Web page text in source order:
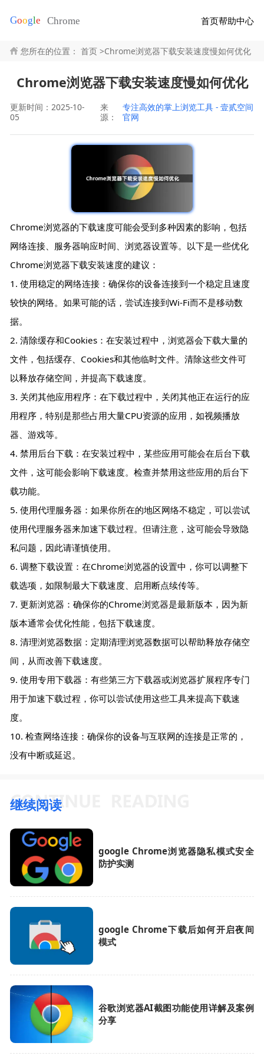
首页帮助中心
您所在的位置： 首页 >Chrome浏览器下载安装速度慢如何优化
Chrome浏览器下载安装速度慢如何优化
更新时间：2025-10-
05
来
源：
专注高效的掌上浏览工具 - 壹贰空间
官网
Chrome浏览器的下载速度可能会受到多种因素的影响，包括
网络连接、服务器响应时间、浏览器设置等。以下是一些优化
Chrome浏览器下载安装速度的建议：
1. 使用稳定的网络连接：确保你的设备连接到一个稳定且速度
较快的网络。如果可能的话，尝试连接到Wi-Fi而不是移动数
据。
2. 清除缓存和Cookies：在安装过程中，浏览器会下载大量的
文件，包括缓存、Cookies和其他临时文件。清除这些文件可
以释放存储空间，并提高下载速度。
3. 关闭其他应用程序：在下载过程中，关闭其他正在运行的应
用程序，特别是那些占用大量CPU资源的应用，如视频播放
器、游戏等。
4. 禁用后台下载：在安装过程中，某些应用可能会在后台下载
文件，这可能会影响下载速度。检查并禁用这些应用的后台下
载功能。
5. 使用代理服务器：如果你所在的地区网络不稳定，可以尝试
使用代理服务器来加速下载过程。但请注意，这可能会导致隐
私问题，因此请谨慎使用。
6. 调整下载设置：在Chrome浏览器的设置中，你可以调整下
载选项，如限制最大下载速度、启用断点续传等。
7. 更新浏览器：确保你的Chrome浏览器是最新版本，因为新
版本通常会优化性能，包括下载速度。
8. 清理浏览器数据：定期清理浏览器数据可以帮助释放存储空
间，从而改善下载速度。
9. 使用专用下载器：有些第三方下载器或浏览器扩展程序专门
用于加速下载过程，你可以尝试使用这些工具来提高下载速
度。
10. 检查网络连接：确保你的设备与互联网的连接是正常的，
没有中断或延迟。
继续阅读
google Chrome浏览器隐私模式安全
防护实测
google Chrome下载后如何开启夜间
模式
谷歌浏览器AI截图功能使用详解及案例
分享